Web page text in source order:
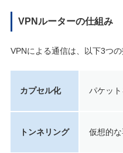
VPNルーターの仕組み
VPNによる通信は、以下3つ
カプセル化 パケッ
トンネリング 仮想的